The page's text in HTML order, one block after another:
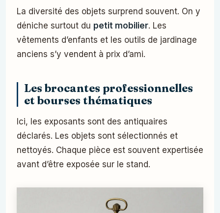
La diversité des objets surprend souvent. On y
déniche surtout du petit mobilier. Les
vêtements d’enfants et les outils de jardinage
anciens s’y vendent à prix d’ami.
Les brocantes professionnelles
et bourses thématiques
Ici, les exposants sont des antiquaires
déclarés. Les objets sont sélectionnés et
nettoyés. Chaque pièce est souvent expertisée
avant d’être exposée sur le stand.